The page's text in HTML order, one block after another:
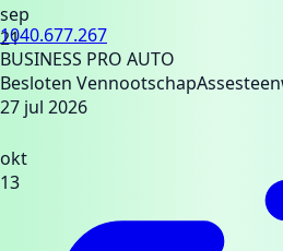
sep
21
okt
13
1040.677.267
BUSINESS PRO AUTO
Besloten Vennootschap
27 jul 2026